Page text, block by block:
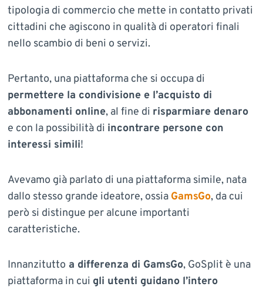
tipologia di commercio che mette in contatto privati
cittadini che agiscono in qualità di operatori finali
nello scambio di beni o servizi.
Pertanto, una piattaforma che si occupa di
permettere la condivisione e l’acquisto di
abbonamenti online, al fine di risparmiare denaro
e con la possibilità di incontrare persone con
interessi simili!
Avevamo già parlato di una piattaforma simile, nata
dallo stesso grande ideatore, ossia GamsGo, da cui
però si distingue per alcune importanti
caratteristiche.
Innanzitutto a differenza di GamsGo, GoSplit è una
piattaforma in cui gli utenti guidano l’intero